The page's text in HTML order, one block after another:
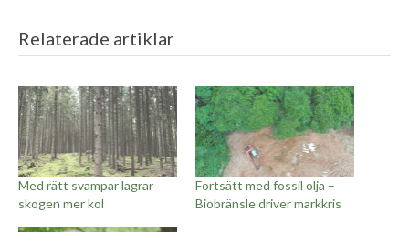
Relaterade artiklar
Med rätt svampar lagrar
skogen mer kol
Fortsätt med fossil olja –
Biobränsle driver markkris